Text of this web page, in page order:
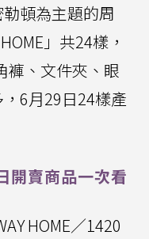
頓為主題的周
」共24樣，
褲、文件夾、眼
6月29日24樣產
賣商品一次看
HOME／1420